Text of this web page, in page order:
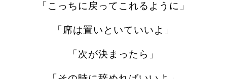
「こっちに戻ってこれるように」
「席は置いといていいよ」
「次が決まったら」